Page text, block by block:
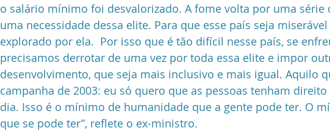
o salário mínimo foi desvalorizado. A fome volta por uma série
uma necessidade dessa elite. Para que esse país seja
explorado por ela.  Por isso que é tão difícil nesse país, se
precisamos derrotar de uma vez por toda essa elite e impor
desenvolvimento, que seja mais inclusivo e mais igual. Aquilo
campanha de 2003: eu só quero que as pessoas tenham
dia. Isso é o mínimo de humanidade que a gente pode ter. O
que se pode ter”, reflete o ex-ministro.